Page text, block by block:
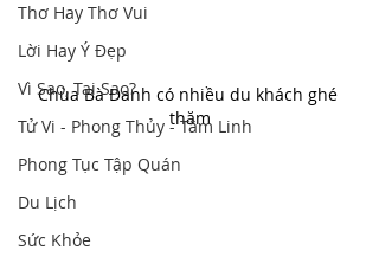
Thơ Hay Thơ Vui
Lời Hay Ý Đẹp
Vì Sao, Tại Sao?
Tử Vi - Phong Thủy - Tâm Linh
Phong Tục Tập Quán
Du Lịch
Sức Khỏe
Chùa Bà Đanh có nhiều du khách ghé
thăm